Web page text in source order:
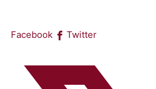
Facebook Twitter